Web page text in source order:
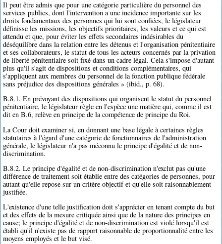
Il peut être admis que pour une catégorie particulière du personnel des
services publics, dont l'intervention a une incidence importante sur les
droits fondamentaux des personnes qui lui sont confiées, le législateur
définisse les missions, les objectifs prioritaires, les valeurs et ce qui est
attendu et que, pour éviter les effets secondaires indésirables du
déséquilibre dans la relation entre les détenus et l'organisation pénitentiaire
et ses collaborateurs, le statut de tous les acteurs concernés par la privation
de liberté pénitentiaire soit fixé dans un cadre légal. Cela s'impose d'autant
plus qu'il s'agit de dispositions et conditions complémentaires, qui
s'appliquent aux membres du personnel de la fonction publique fédérale
sans préjudice des dispositions générales » (ibid., p. 68).
B.8.1. En prévoyant des dispositions qui organisent le statut du personnel
pénitentiaire, le législateur règle en l'espèce une matière qui, comme il est
dit en B.6, relève en principe de la compétence de principe du Roi.
La Cour doit examiner si, en donnant une base légale à certaines règles
statutaires à l'égard d'une catégorie de fonctionnaires de l'administration
générale, le législateur n'a pas méconnu le principe d'égalité et de non-
discrimination.
B.8.2. Le principe d'égalité et de non-discrimination n'exclut pas qu'une
différence de traitement soit établie entre des catégories de personnes, pour
autant qu'elle repose sur un critère objectif et qu'elle soit raisonnablement
justifiée.
L'existence d'une telle justification doit s'apprécier en tenant compte du but
et des effets de la mesure critiquée ainsi que de la nature des principes en
cause; le principe d'égalité et de non-discrimination est violé lorsqu'il est
établi qu'il n'existe pas de rapport raisonnable de proportionnalité entre les
moyens employés et le but visé.